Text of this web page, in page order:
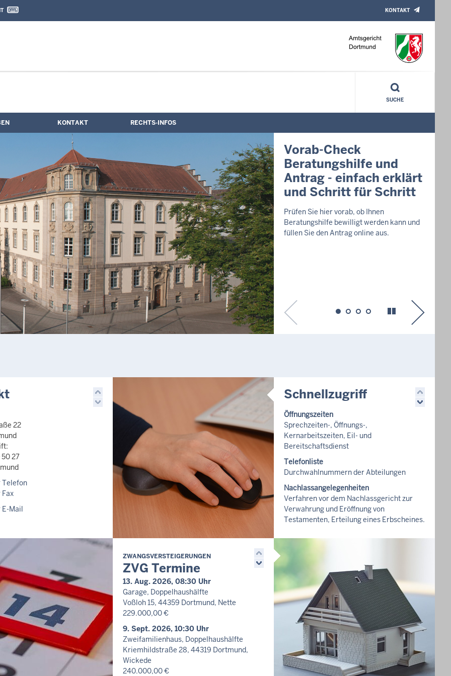
Kontaktformular
KONTAKT
SUCHE
KONTAKT RECHTS-INFOS
Achtung
Betrugsversuche
Übersicht der aktuellen
dreisten Betrugsversuchen
22
50 27
Telefon
E-Mail
Schnellzugriff
Öffnungszeiten
Sprechzeiten-, Öffnungs-,
Kernarbeitszeiten, Eil- und
Bereitschaftsdienst
Telefonliste
Durchwahlnummern der Abteilungen
Nachlassangelegenheiten
Verfahren vor dem Nachlassgericht zur
Verwahrung und Eröffnung von
Testamenten, Erteilung eines Erbscheines.
Wegbeschreibung
Wie Sie uns erreichen können
Aufgaben
Informationen zu Abteilungen und mehr
ZWANGSVERSTEIGERUNGEN
ZVG Termine
13. Aug. 2026, 08:30 Uhr
Garage, Doppelhaushälfte
Voßloh 15, 44359 Dortmund, Nette
229.000,00 €
9. Sept. 2026, 10:30 Uhr
Zweifamilienhaus, Doppelhaushälfte
Kriemhildstraße 28, 44319 Dortmund,
Wickede
240.000,00 €